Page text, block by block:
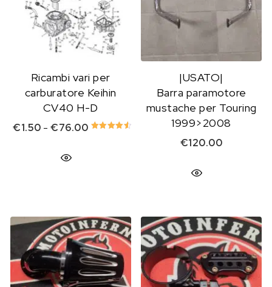
Ricambi vari per
carburatore Keihin
CV40 H-D
€1.50 - €76.00Fascia di prezzo: da €1.50 a €76.00
|USATO|
Barra paramotore
mustache per Touring
1999>2008
€120.00